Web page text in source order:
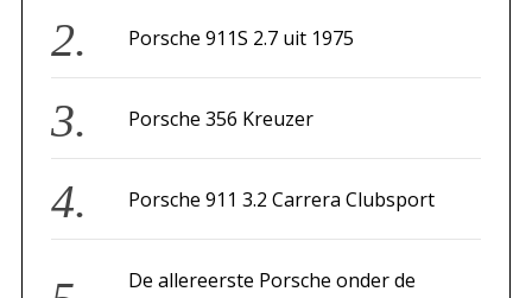
:
Porsche 911S 2.7 uit 1975
Porsche 356 Kreuzer
Porsche 911 3.2 Carrera Clubsport
De allereerste Porsche onder de